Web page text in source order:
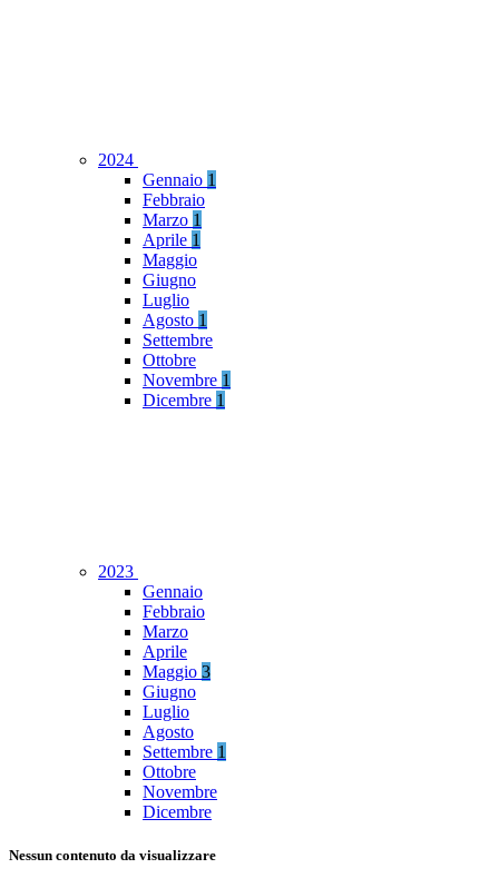
2024
Gennaio 1
Febbraio
Marzo 1
Aprile 1
Maggio
Giugno
Luglio
Agosto 1
Settembre
Ottobre
Novembre 1
Dicembre 1
2023
Gennaio
Febbraio
Marzo
Aprile
Maggio 3
Giugno
Luglio
Agosto
Settembre 1
Ottobre
Novembre
Dicembre
Nessun contenuto da visualizzare